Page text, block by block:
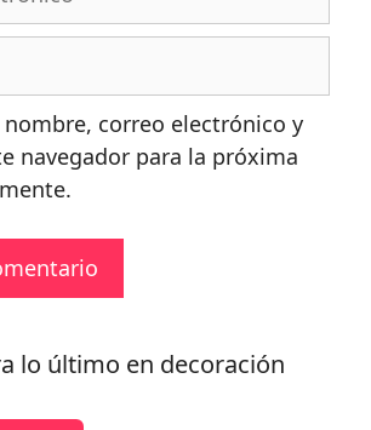
correo electrónico y
navegador para la próxima
lo último en decoración